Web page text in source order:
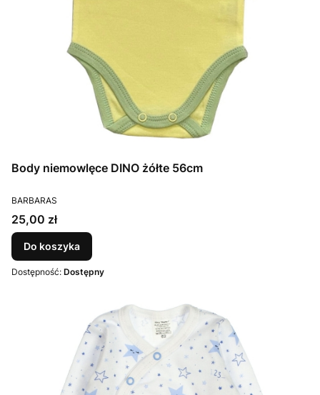
Body niemowlęce DINO żółte 56cm
PRODUCENT
BARBARAS
Cena
25,00 zł
Do koszyka
Dostępność: Dostępny